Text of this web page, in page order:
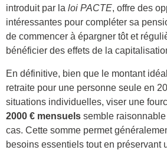
introduit par la loi PACTE, offre des
intéressantes pour compléter sa
de commencer à épargner tôt et
bénéficier des effets de la
En définitive, bien que le montant
retraite pour une personne seule en
situations individuelles, viser une
2000 € mensuels semble
cas. Cette somme permet
besoins essentiels tout en préservant